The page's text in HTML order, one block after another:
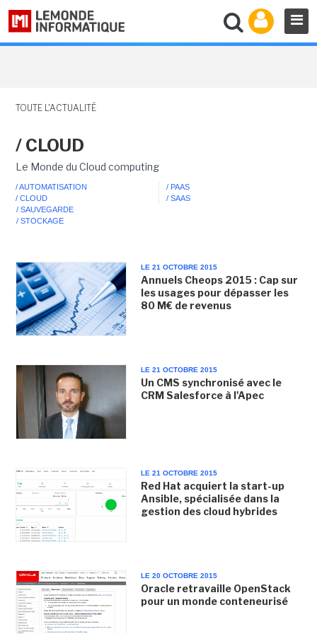
TOUTE L'ACTUALITÉ
/ CLOUD
Le Monde du Cloud computing
/ AUTOMATISATION
/ CLOUD
/ PAAS
/ SAAS
/ SAUVEGARDE
/ STOCKAGE
LE 21 OCTOBRE 2015
Annuels Cheops 2015 : Cap sur
les usages pour dépasser les
80 M€ de revenus
LE 21 OCTOBRE 2015
Un CMS synchronisé avec le
CRM Salesforce à l'Apec
LE 21 OCTOBRE 2015
Red Hat acquiert la start-up
Ansible, spécialisée dans la
gestion des cloud hybrides
LE 20 OCTOBRE 2015
Oracle retravaille OpenStack
pour un monde conteneurisé